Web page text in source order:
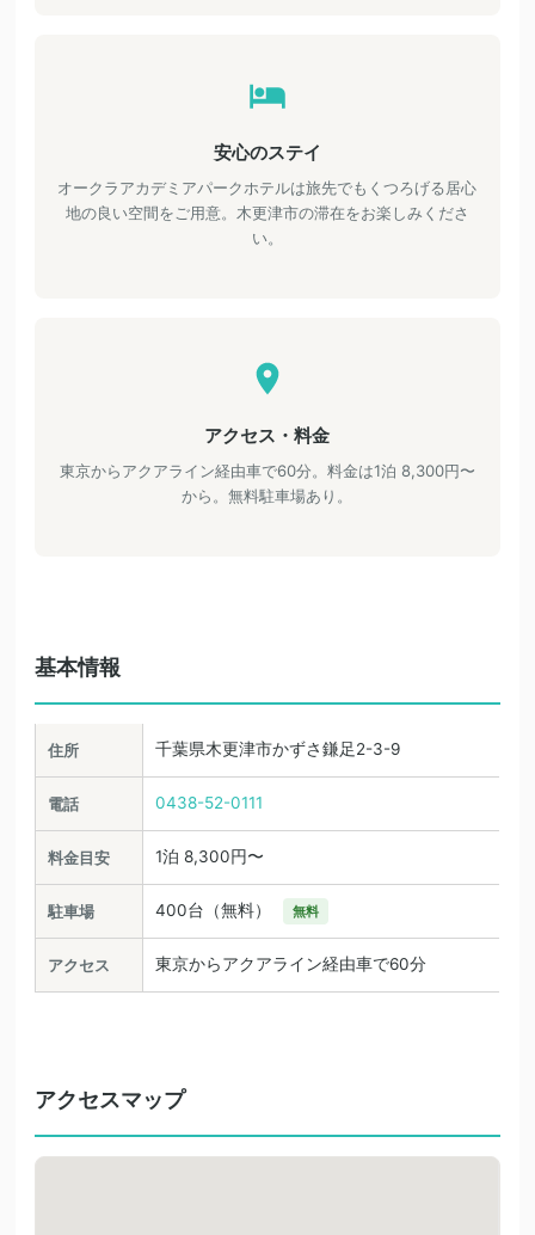
安心のステイ
オークラアカデミアパークホテルは旅先でもくつろげる居心
地の良い空間をご用意。木更津市の滞在をお楽しみくださ
い。
アクセス・料金
東京からアクアライン経由車で60分。料金は1泊 8,300円〜
から。無料駐車場あり。
基本情報
住所 千葉県木更津市かずさ鎌足2-3-9
電話 0438-52-0111
料金目安 1泊 8,300円〜
駐車場 400台（無料） 無料
アクセス 東京からアクアライン経由車で60分
アクセスマップ